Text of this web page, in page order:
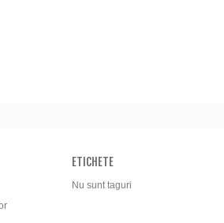
ETICHETE
Nu sunt taguri